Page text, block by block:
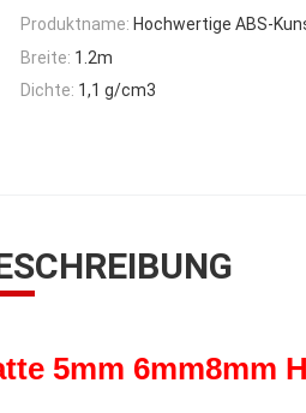
Produktname: Hochwertige ABS-
Breite: 1.2m
Dichte: 1,1 g/cm3
5mm 6mm8mm